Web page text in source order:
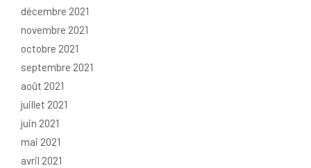
décembre 2021
novembre 2021
octobre 2021
septembre 2021
août 2021
juillet 2021
juin 2021
mai 2021
avril 2021